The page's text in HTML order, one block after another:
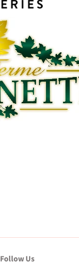
Follow Us